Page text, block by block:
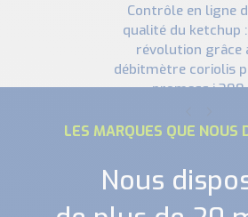
contrôle en ligne de la
qualité du ketchup
révolution grâce
débitmètre coriolis
promass i 300
LES MARQUES QUE NOUS
Nous